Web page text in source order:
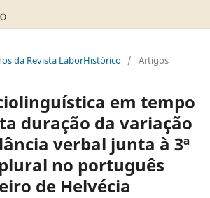
da Revista LaborHistórico / Artigos
em tempo
duração da variação
verbal junta à 3ª
no português
de Helvécia